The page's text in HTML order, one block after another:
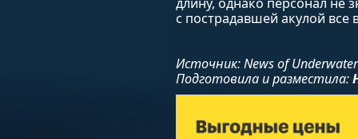
с пострадавшей акулой все
Источник: News of
Подготовила и разместила: